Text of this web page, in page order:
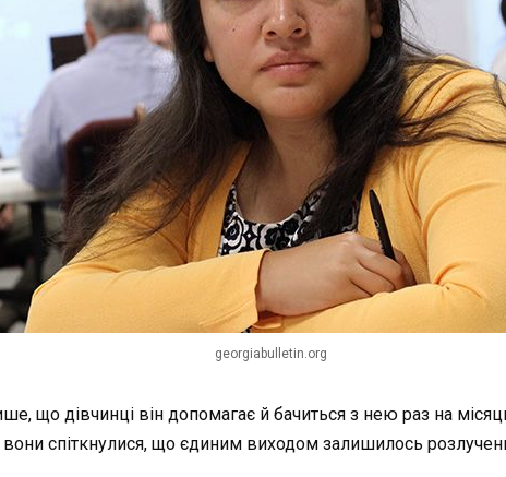
georgiabulletin.org
що дівчинці він допомагає й бачиться з нею раз на
спіткнулися, що єдиним виходом залишилось